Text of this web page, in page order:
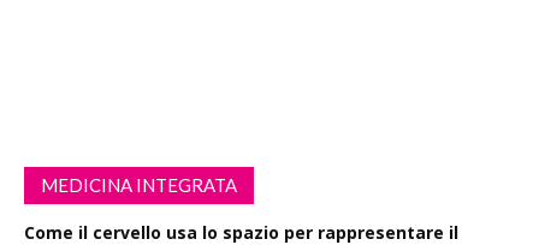
MEDICINA INTEGRATA
Come il cervello usa lo spazio per rappresentare il